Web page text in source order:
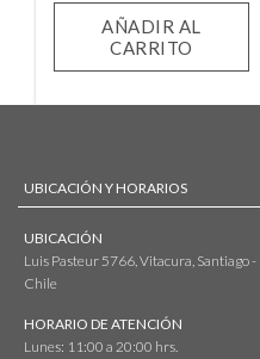
AÑADIR AL
CARRITO
UBICACIÓN Y HORARIOS
UBICACIÓN
Luis Pasteur 5766, Vitacura, Santiago -
Chile
HORARIO DE ATENCIÓN
Lunes: 11:00 a 20:00 hrs.